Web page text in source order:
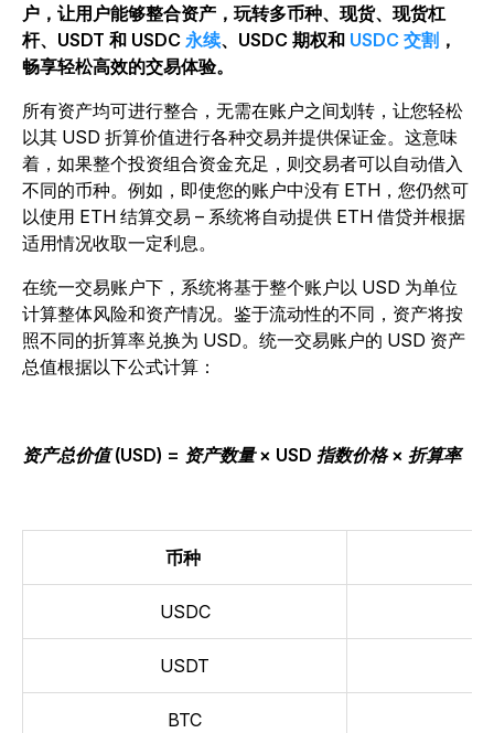
户，让用户能够整合资产，玩转多币种、现货、现货杠
杆、USDT 和 USDC 永续、USDC 期权和 USDC 交割 ，
畅享轻松高效的交易体验。
所有资产均可进行整合，无需在账户之间划转，让您轻松
以其 USD 折算价值进行各种交易并提供保证金。这意味
着，如果整个投资组合资金充足，则交易者可以自动借入
不同的币种。例如，即使您的账户中没有 ETH，您仍然可
以使用 ETH 结算交易 – 系统将自动提供 ETH 借贷并根据
适用情况收取一定利息。
在统一交易账户下，系统将基于整个账户以 USD 为单位
计算整体风险和资产情况。鉴于流动性的不同，资产将按
照不同的折算率兑换为 USD。统一交易账户的 USD 资产
总值根据以下公式计算：
资产总价值 (USD) = 资产数量 × USD 指数价格 × 折算率
币种
USDC
USDT
BTC